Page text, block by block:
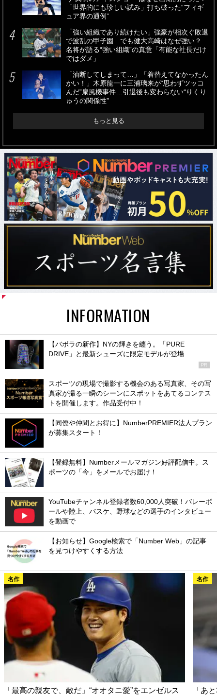
「世界的にも珍しい試み」打ち破った“フィギ
ュア界の通例”
「強い組織であり続けたい」強豪が相次ぐ敗退
で波乱の甲子園…でも健大高崎はなぜ強い？
名将が語る“強い組織”の真意「有能な社長だけ
ではダメ」
「油断してしまって…」「着替えてなかったん
かい！」木原龍一に三浦璃来が“思わずツッコ
んだ”扇風機事件…引退後も変わらない“りくり
ゅうの関係性”
もっと見る
INFORMATION
【バボラの新作】NYの輝きを纏う。「PURE
DRIVE」と最新シューズに限定モデルが登場
PR
スポーツの現場で撮影する機会のある写真家、その写
真家が撮る一瞬のシーンにスポットをあてるコンテス
トを開催します。作品受付中！
【同僚や仲間とお得に】NumberPREMIER法人プラン
が募集スタート！
【登録無料】Numberメールマガジン好評配信中。ス
ポーツの「今」をメールでお届け！
YouTubeチャンネル登録者数60,000人突破！バレーボ
ールや陸上、バスケ、野球などの選手のインタビュー
を動画で
【お知らせ】Google検索で「Number Web」の記事
を見つけやすくする方法
名作
「最高の親友で、敵だ」“オオタニ愛”をエンゼルス
名作
「あ